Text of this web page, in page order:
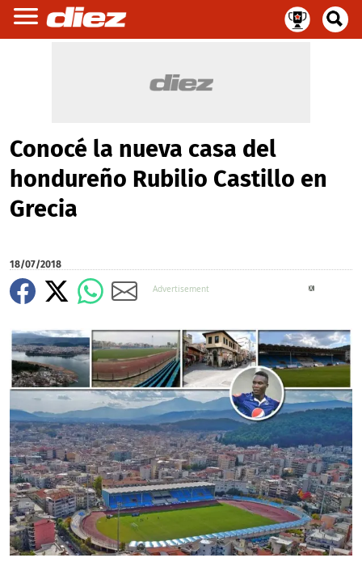
Conocé la nueva casa del
hondureño Rubilio Castillo en
Grecia
18/07/2018
X